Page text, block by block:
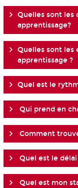
Quelles sont les
apprentissage?
Quelles sont les
apprentissage ?
Quel est le
Qui prend en
Comment
Quel est le
Quel est mon